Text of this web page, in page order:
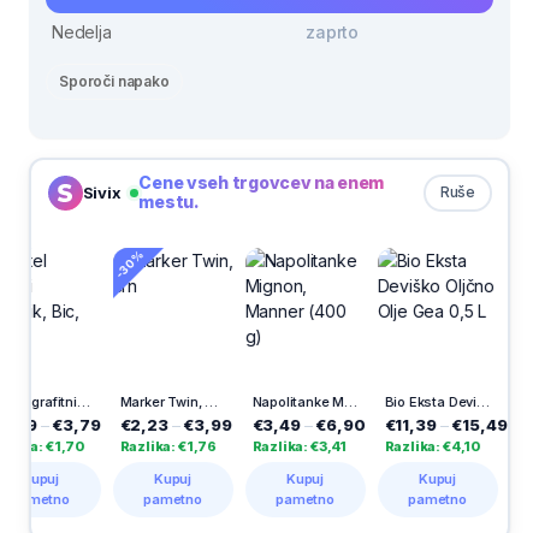
Nedelja zaprto
Sporoči napako
Sivix Ruše
Cene vseh trgovcev na enem
mestu.
-30%
Marker Twin, črn
€2,23 €3,99
Razlika: €1,76
Napolitanke Mignon, Manner (400 g)
€3,49 €6,90
Razlika: €3,41
Bio Eksta Deviško Oljčno Olje Gea 0,5 L
€11,39 €15,49
Razlika: €4,10
€2,89 –
Razlika: